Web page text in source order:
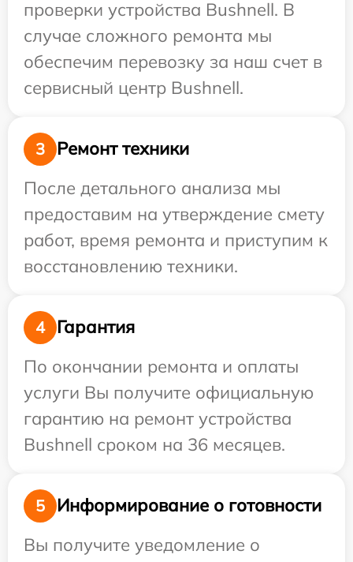
проверки устройства Bushnell. В
случае сложного ремонта мы
обеспечим перевозку за наш счет в
сервисный центр Bushnell.
3
Ремонт техники
После детального анализа мы
предоставим на утверждение смету
работ, время ремонта и приступим к
восстановлению техники.
4
Гарантия
По окончании ремонта и оплаты
услуги Вы получите официальную
гарантию на ремонт устройства
Bushnell сроком на 36 месяцев.
5
Информирование о готовности
Вы получите уведомление о